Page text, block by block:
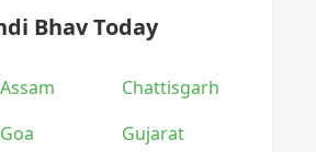
Bhav Today
Assam
Chattisgarh
Goa
Gujarat